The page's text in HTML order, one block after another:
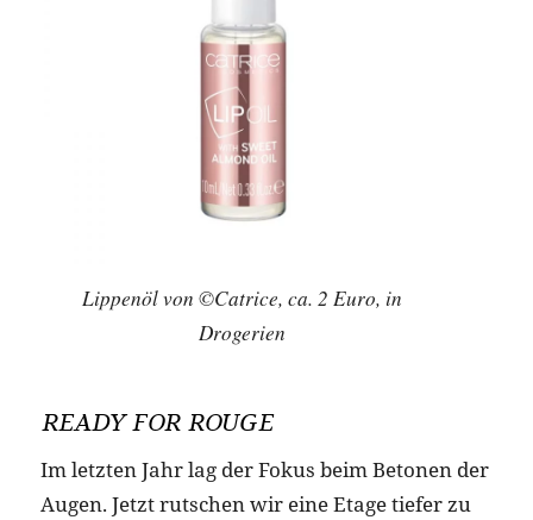
Lippenöl von ©Catrice, ca. 2 Euro, in
Drogerien
READY FOR ROUGE
Im letzten Jahr lag der Fokus beim Betonen der
Augen. Jetzt rutschen wir eine Etage tiefer zu